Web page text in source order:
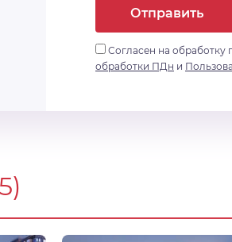
Отправить
Согласен на обработку
обработки ПДн и